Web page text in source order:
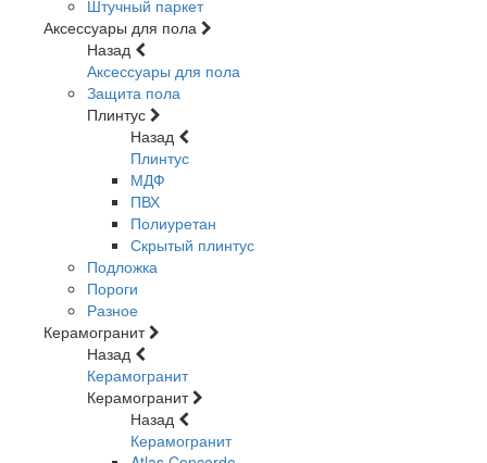
Штучный паркет
Аксессуары для пола
Назад
Аксессуары для пола
Защита пола
Плинтус
Назад
Плинтус
МДФ
ПВХ
Полиуретан
Скрытый плинтус
Подложка
Пороги
Разное
Керамогранит
Назад
Керамогранит
Керамогранит
Назад
Керамогранит